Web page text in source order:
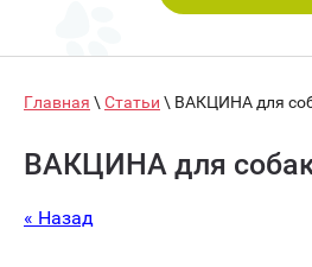
Главная \ Статьи \ ВАКЦИНА для
ВАКЦИНА для
« Назад